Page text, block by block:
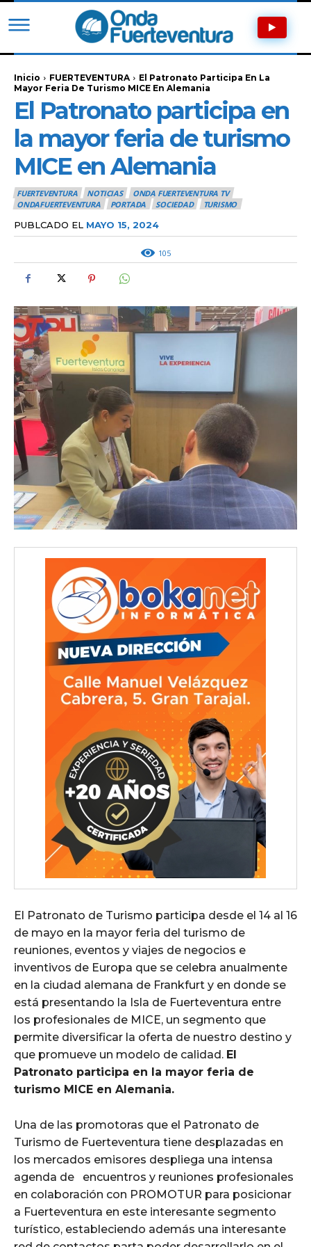
Inicio FUERTEVENTURA
El Patronato Participa En La
Mayor Feria De Turismo MICE En Alemania
El Patronato participa en
la mayor feria de turismo
MICE en Alemania
FUERTEVENTURA NOTICIAS
ONDA FUERTEVENTURA TV
ONDAFUERTEVENTURA
PORTADA SOCIEDAD TURISMO
PUBLCADO EL MAYO 15, 2024
105
El Patronato de Turismo participa desde el 14 al 16
de mayo en la mayor feria del turismo de
reuniones, eventos y viajes de negocios e
inventivos de Europa que se celebra anualmente
en la ciudad alemana de Frankfurt y en donde se
está presentando la Isla de Fuerteventura entre
los profesionales de MICE, un segmento que
permite diversificar la oferta de nuestro destino y
que promueve un modelo de calidad. El
Patronato participa en la mayor feria de
turismo MICE en Alemania.
Una de las promotoras que el Patronato de
Turismo de Fuerteventura tiene desplazadas en
los mercados emisores despliega una intensa
agenda de encuentros y reuniones profesionales
en colaboración con PROMOTUR para posicionar
a Fuerteventura en este interesante segmento
turístico, estableciendo además una interesante